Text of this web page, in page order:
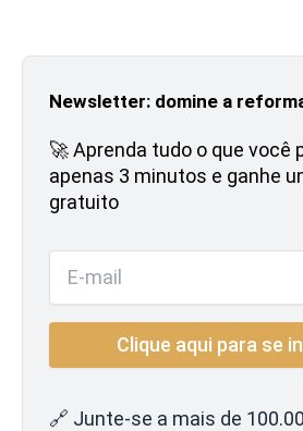
Newsletter: domine a
🚀 Aprenda tudo o que você
apenas 3 minutos e ganhe
gratuito
🔗 Junte-se a mais de